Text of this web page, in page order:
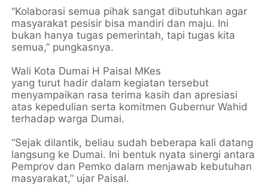
“Kolaborasi semua pihak sangat dibutuhkan agar
masyarakat pesisir bisa mandiri dan maju. Ini
bukan hanya tugas pemerintah, tapi tugas kita
semua,” pungkasnya.
Wali Kota Dumai H Paisal MKes
yang turut hadir dalam kegiatan tersebut
menyampaikan rasa terima kasih dan apresiasi
atas kepedulian serta komitmen Gubernur Wahid
terhadap warga Dumai.
“Sejak dilantik, beliau sudah beberapa kali datang
langsung ke Dumai. Ini bentuk nyata sinergi antara
Pemprov dan Pemko dalam menjawab kebutuhan
masyarakat,” ujar Paisal.